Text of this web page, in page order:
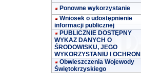
Ponowne wykorzystanie
Wniosek o udostępnienie
informacji publicznej
PUBLICZNIE DOSTĘPNY
WYKAZ DANYCH O
ŚRODOWISKU, JEGO
WYKORZYSTANIU I
Obwieszczenia Wojewody
Świętokrzyskiego